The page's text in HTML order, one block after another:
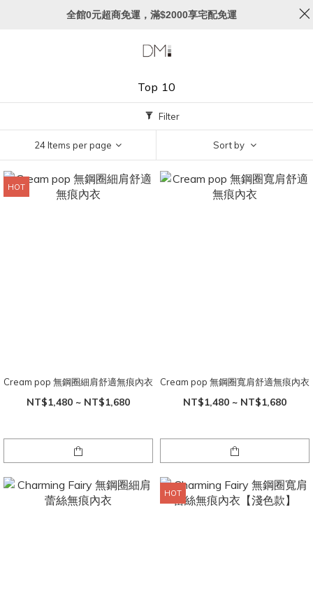
Top 10
Filter
24 Items per page Sort by
HOT
Cream pop 無鋼圈細肩舒適無痕內衣
NT$1,480 ~ NT$1,680
Cream pop 無鋼圈寬肩舒適無痕內衣
NT$1,480 ~ NT$1,680
HOT
全館0元超商免運，滿$2000享宅配免運